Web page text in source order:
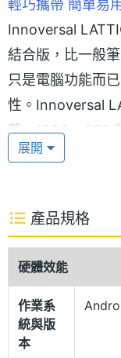
輕巧攜帶 簡單易
Innoversal
結合版，比一般
只是電腦功能而
性。Innoversal
幕、1024 x 600
易操控，能插入
完美的行動體驗
Innoversal
統，內建
1GB RAM、
Android Market
展開
產品規格
硬體效能
作業系
統與版
本